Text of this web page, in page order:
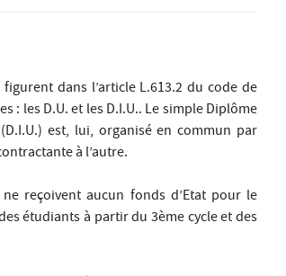
dans l’article L.613.2 du code de
: les D.U. et les D.I.U.. Le simple Diplôme
est, lui, organisé en commun par
à l’autre.
reçoivent aucun fonds d’Etat pour le
étudiants à partir du 3ème cycle et des